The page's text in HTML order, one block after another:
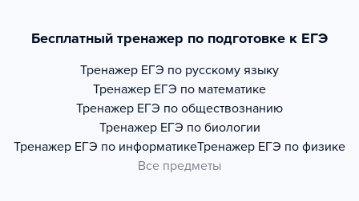
Бесплатный тренажер по подготовке к ЕГЭ
Тренажер ЕГЭ по русскому языку
Тренажер ЕГЭ по математике
Тренажер ЕГЭ по обществознанию
Тренажер ЕГЭ по биологии
Тренажер ЕГЭ по информатикеТренажер ЕГЭ по физике
Все предметы